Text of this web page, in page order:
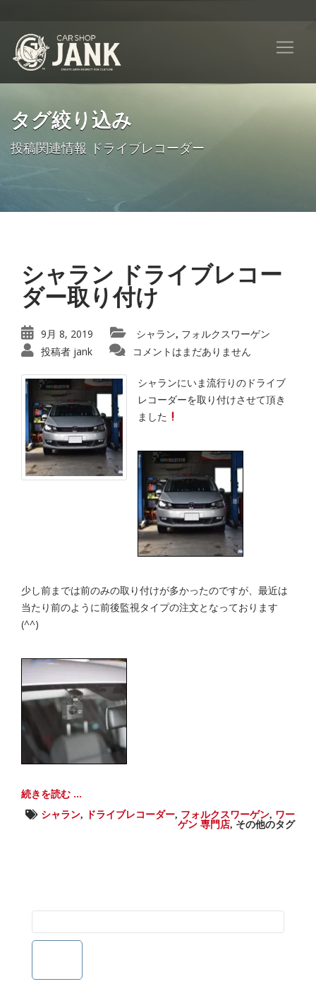
タグ絞り込み
投稿関連情報 ドライブレコーダー
シャラン ドライブレコー
ダー取り付け
9月 8, 2019 シャラン, フォルクスワーゲン
投稿者 jank コメントはまだありません
シャランにいま流行りのドライブ
レコーダーを取り付けさせて頂き
ました
少し前までは前のみの取り付けが多かったのですが、最近は
当たり前のように前後監視タイプの注文となっております
(^^)
続きを読む ...
シャラン, ドライブレコーダー, フォルクスワーゲン, ワー
ゲン 専門店, その他のタグ